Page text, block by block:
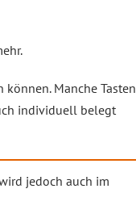
Manche Tasten
individuell belegt
jedoch auch im